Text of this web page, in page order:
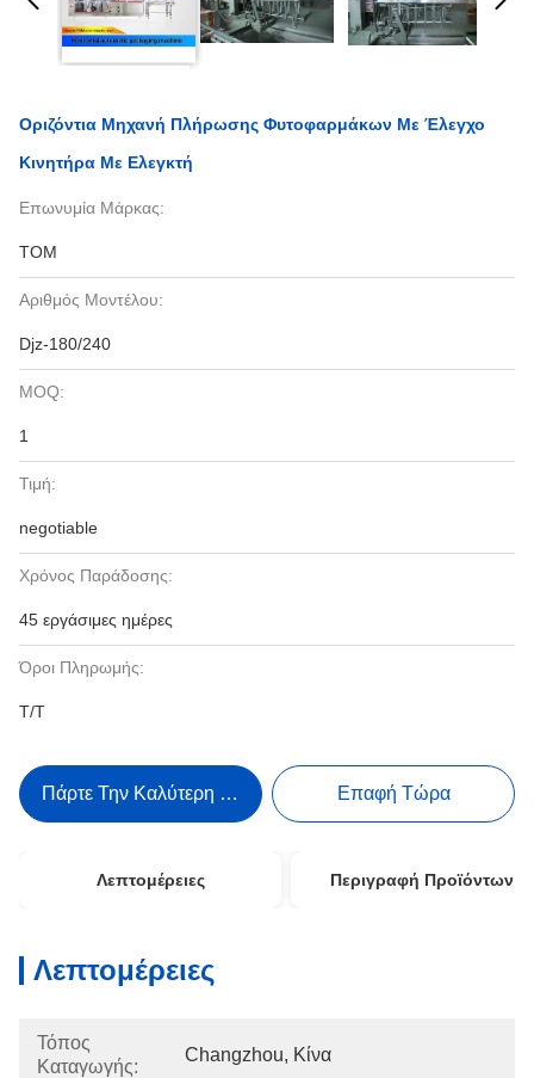
Οριζόντια Μηχανή Πλήρωσης Φυτοφαρμάκων Με Έλεγχο
Κινητήρα Με Ελεγκτή
Επωνυμία Μάρκας:
TOM
Αριθμός Μοντέλου:
Djz-180/240
MOQ:
1
Τιμή:
negotiable
Χρόνος Παράδοσης:
45 εργάσιμες ημέρες
Όροι Πληρωμής:
Τ/Τ
Πάρτε Την Καλύτερη Τιμή Επαφή Τώρα
Λεπτομέρειες Περιγραφή Προϊόντων
Λεπτομέρειες
Τόπος
Καταγωγής:
Changzhou, Κίνα